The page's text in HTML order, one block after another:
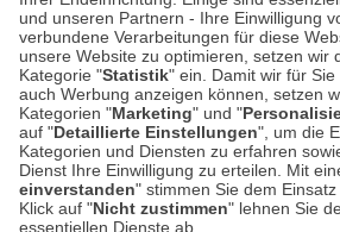
und unseren Partnern - Ihre Einwilligung
verbundene Verarbeitungen für diese
unsere Website zu optimieren, setzen wir
Kategorie "Statistik" ein. Damit wir für
auch Werbung anzeigen können, setzen
Kategorien "Marketing" und "
auf "Detaillierte Einstellungen", um die
Kategorien und Diensten zu erfahren
Dienst Ihre Einwilligung zu erteilen. Mit
einverstanden" stimmen Sie dem
Klick auf "Nicht zustimmen" lehnen Sie
essentiellen Dienste ab.
Auf dem
53340
Montag bis Samstag 9:00 Uhr
weitere